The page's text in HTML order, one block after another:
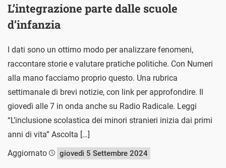
L’integrazione parte dalle scuole
d’infanzia
I dati sono un ottimo modo per analizzare fenomeni,
raccontare storie e valutare pratiche politiche. Con Numeri
alla mano facciamo proprio questo. Una rubrica
settimanale di brevi notizie, con link per approfondire. Il
giovedì alle 7 in onda anche su Radio Radicale. Leggi
“L’inclusione scolastica dei minori stranieri inizia dai primi
anni di vita” Ascolta […]
Aggiornato
giovedì 5 Settembre 2024